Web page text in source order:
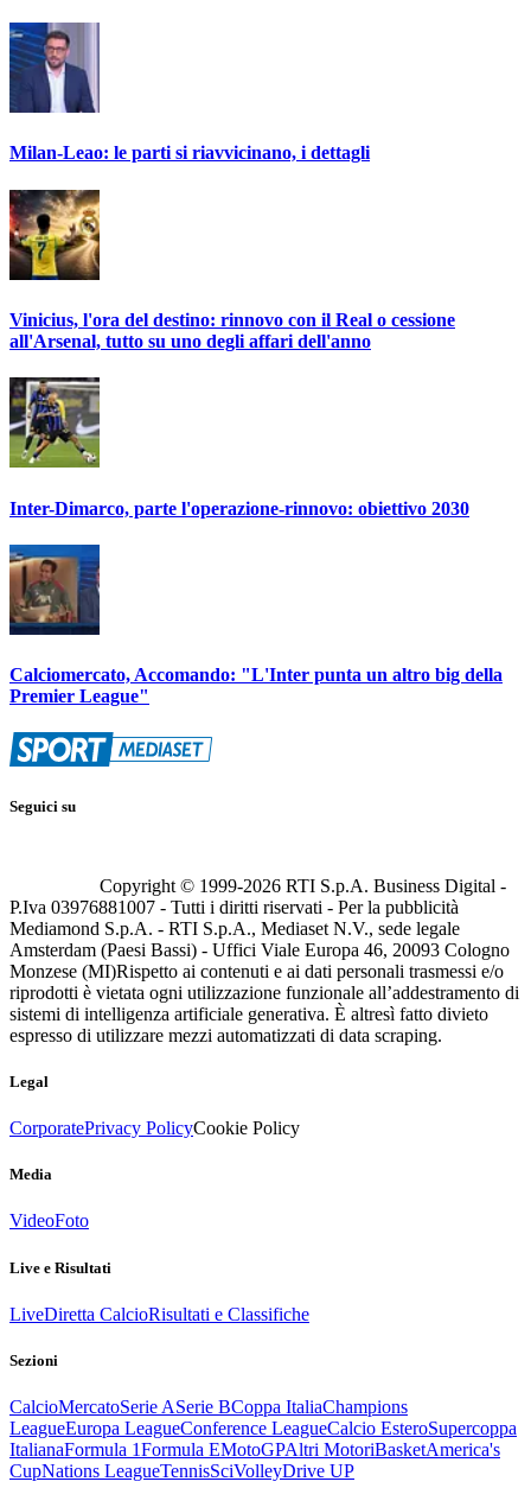
Milan-Leao: le parti si riavvicinano, i dettagli
Vinicius, l'ora del destino: rinnovo con il Real o cessione
all'Arsenal, tutto su uno degli affari dell'anno
Inter-Dimarco, parte l'operazione-rinnovo: obiettivo 2030
Calciomercato, Accomando: "L'Inter punta un altro big della
Premier League"
Seguici su
Copyright © 1999-2026 RTI S.p.A. Business Digital -
P.Iva 03976881007 - Tutti i diritti riservati - Per la pubblicità
Mediamond S.p.A. - RTI S.p.A., Mediaset N.V., sede legale
Amsterdam (Paesi Bassi) - Uffici Viale Europa 46, 20093 Cologno
Monzese (MI)Rispetto ai contenuti e ai dati personali trasmessi e/o
riprodotti è vietata ogni utilizzazione funzionale all’addestramento di
sistemi di intelligenza artificiale generativa. È altresì fatto divieto
espresso di utilizzare mezzi automatizzati di data scraping.
Legal
CorporatePrivacy PolicyCookie Policy
Media
VideoFoto
Live e Risultati
LiveDiretta CalcioRisultati e Classifiche
Sezioni
CalcioMercatoSerie ASerie BCoppa ItaliaChampions
LeagueEuropa LeagueConference LeagueCalcio EsteroSupercoppa
ItalianaFormula 1Formula EMotoGPAltri MotoriBasketAmerica's
CupNations LeagueTennisSciVolleyDrive UP